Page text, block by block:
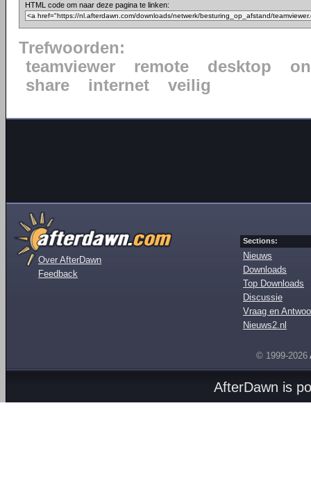
HTML code om naar deze pagina te linken:
Trefwoorden:
teamviewer
remote desktop
share
internet veilig
Over AfterDawn
Feedback
Sections:
Nieuws
Downloads
Top Downloads
Discussie
Vraag en
Nieuws2.nl
© 1999-2026
AfterDawn is